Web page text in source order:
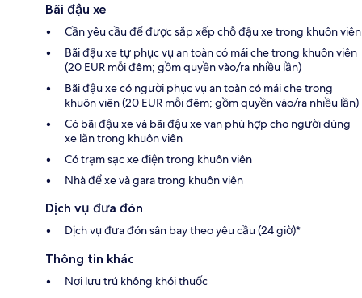
Bãi đậu xe
Cần yêu cầu để được sắp xếp chỗ đậu xe trong khuôn viên
Bãi đậu xe tự phục vụ an toàn có mái che trong khuôn viên
(20 EUR mỗi đêm; gồm quyền vào/ra nhiều lần)
Bãi đậu xe có người phục vụ an toàn có mái che trong
khuôn viên (20 EUR mỗi đêm; gồm quyền vào/ra nhiều lần)
Có bãi đậu xe và bãi đậu xe van phù hợp cho người dùng
xe lăn trong khuôn viên
Có trạm sạc xe điện trong khuôn viên
Nhà để xe và gara trong khuôn viên
Dịch vụ đưa đón
Dịch vụ đưa đón sân bay theo yêu cầu (24 giờ)*
Thông tin khác
Nơi lưu trú không khói thuốc